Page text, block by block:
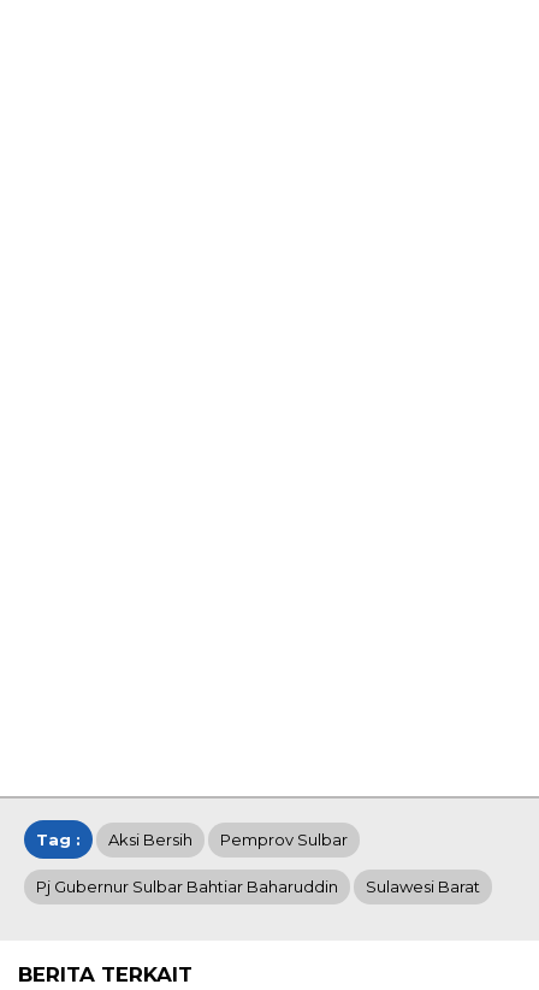
Tag : Aksi Bersih Pemprov Sulbar
Pj Gubernur Sulbar Bahtiar Baharuddin Sulawesi Barat
BERITA TERKAIT